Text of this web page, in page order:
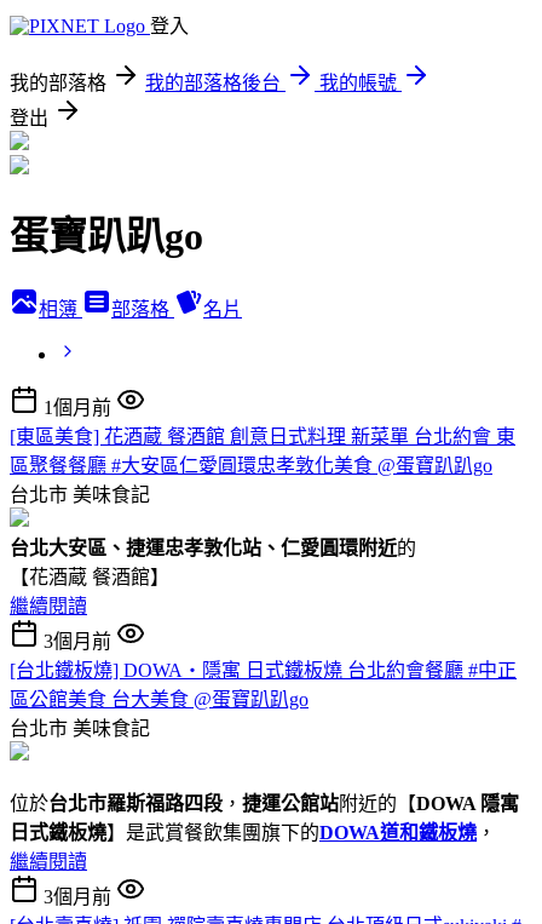
登入
我的部落格 我的部落格後台
我的帳號
登出
蛋寶趴趴go
相簿 部落格 名片
1個月前
[東區美食] 花酒蔵 餐酒館 創意日式料理 新菜單 台北約會 東
區聚餐餐廳 #大安區仁愛圓環忠孝敦化美食 @蛋寶趴趴go
台北市 美味食記
台北大安區、捷運忠孝敦化站、仁愛圓環附近的
【花酒蔵 餐酒館】
繼續閱讀
3個月前
[台北鐵板燒] DOWA・隱寓 日式鐵板燒 台北約會餐廳 #中正
區公館美食 台大美食 @蛋寶趴趴go
台北市 美味食記
位於台北市羅斯福路四段 ， 捷運公館站附近的【DOWA 隱寓
日式鐵板燒】是武賞餐飲集團旗下的DOWA道和鐵板燒 ，
繼續閱讀
3個月前